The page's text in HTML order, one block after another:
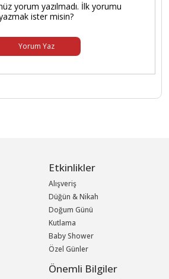
yorum yazılmadı. İlk yorumu
ister misin?
Yorum Yaz
Etkinlikler
Alışveriş
Düğün & Nikah
Doğum Günü
Kutlama
Baby Shower
Özel Günler
Önemli Bilgiler